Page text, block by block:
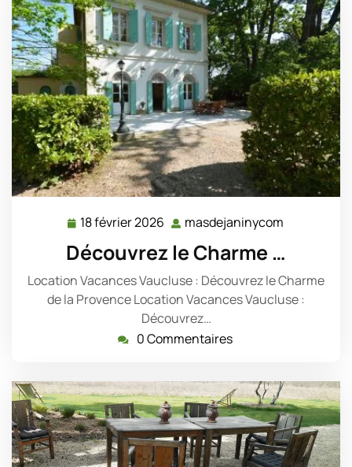
18 février 2026 18
février
2026
masdejaninycom
Découvrez le Charme …
Location Vacances Vaucluse : Découvrez le Charme
de la Provence Location Vacances Vaucluse :
Découvrez…
0 Commentaires